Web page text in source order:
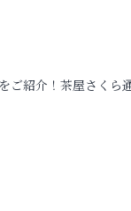
ご紹介！茶屋さくら